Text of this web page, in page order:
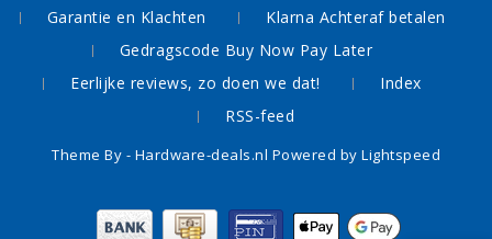
Garantie en Klachten
Klarna Achteraf betalen
Gedragscode Buy Now Pay Later
Eerlijke reviews, zo doen we dat!
Index
RSS-feed
Theme By - Hardware-deals.nl Powered by Lightspeed